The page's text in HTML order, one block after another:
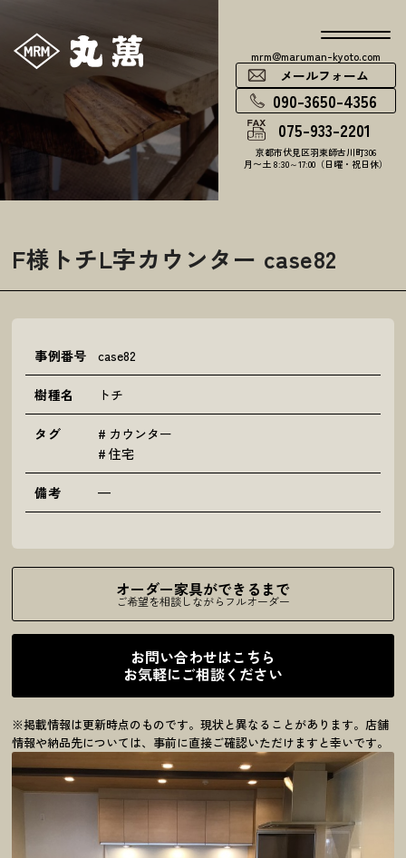
mrm@maruman-kyoto.com
メールフォーム
090-3650-4356
075-933-2201
京都市伏見区羽束師古川町306
月〜土 8:30～17:00（日曜・祝日休）
F様トチL字カウンター case82
事例番号 case82
樹種名 トチ
タグ
カウンター
住宅
備考 —
オーダー家具ができるまで
ご希望を相談しながらフルオーダー
お問い合わせはこちら
お気軽にご相談ください
※掲載情報は更新時点のものです。現状と異なることがあります。店舗
情報や納品先については、事前に直接ご確認いただけますと幸いです。